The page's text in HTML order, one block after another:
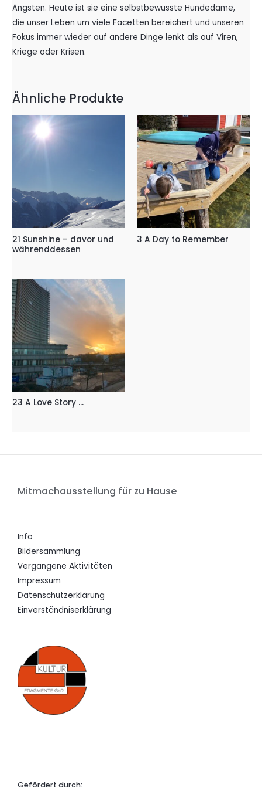
Ängsten. Heute ist sie eine selbstbewusste Hundedame,
die unser Leben um viele Facetten bereichert und unseren
Fokus immer wieder auf andere Dinge lenkt als auf Viren,
Kriege oder Krisen.
Ähnliche Produkte
21 Sunshine – davor und
währenddessen
3 A Day to Remember
23 A Love Story …
Mitmachausstellung für zu Hause
Info
Bildersammlung
Vergangene Aktivitäten
Impressum
Datenschutzerklärung
Einverständniserklärung
Gefördert durch: